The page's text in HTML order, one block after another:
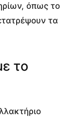
όπως το
τα
το